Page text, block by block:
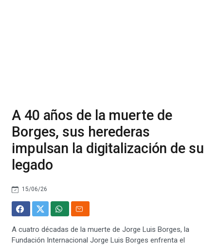
A 40 años de la muerte de
Borges, sus herederas
impulsan la digitalización de su
legado
15/06/26
A cuatro décadas de la muerte de Jorge Luis Borges, la
Fundación Internacional Jorge Luis Borges enfrenta el